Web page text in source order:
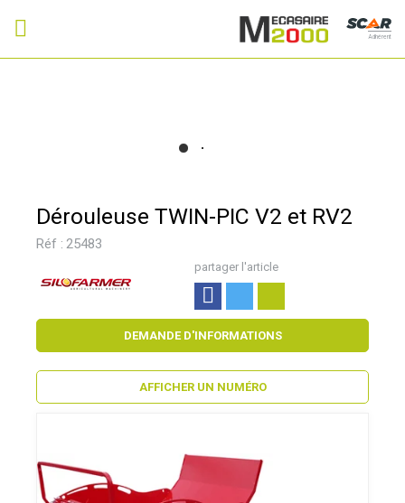
Adhérent
Dérouleuse TWIN-PIC V2 et RV2
Réf : 25483
partager l'article
DEMANDE D'INFORMATIONS
AFFICHER UN NUMÉRO